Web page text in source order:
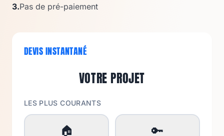
3.Pas de pré-paiement
DEVIS INSTANTANÉ
VOTRE PROJET
LES PLUS COURANTS
🏠 🔑